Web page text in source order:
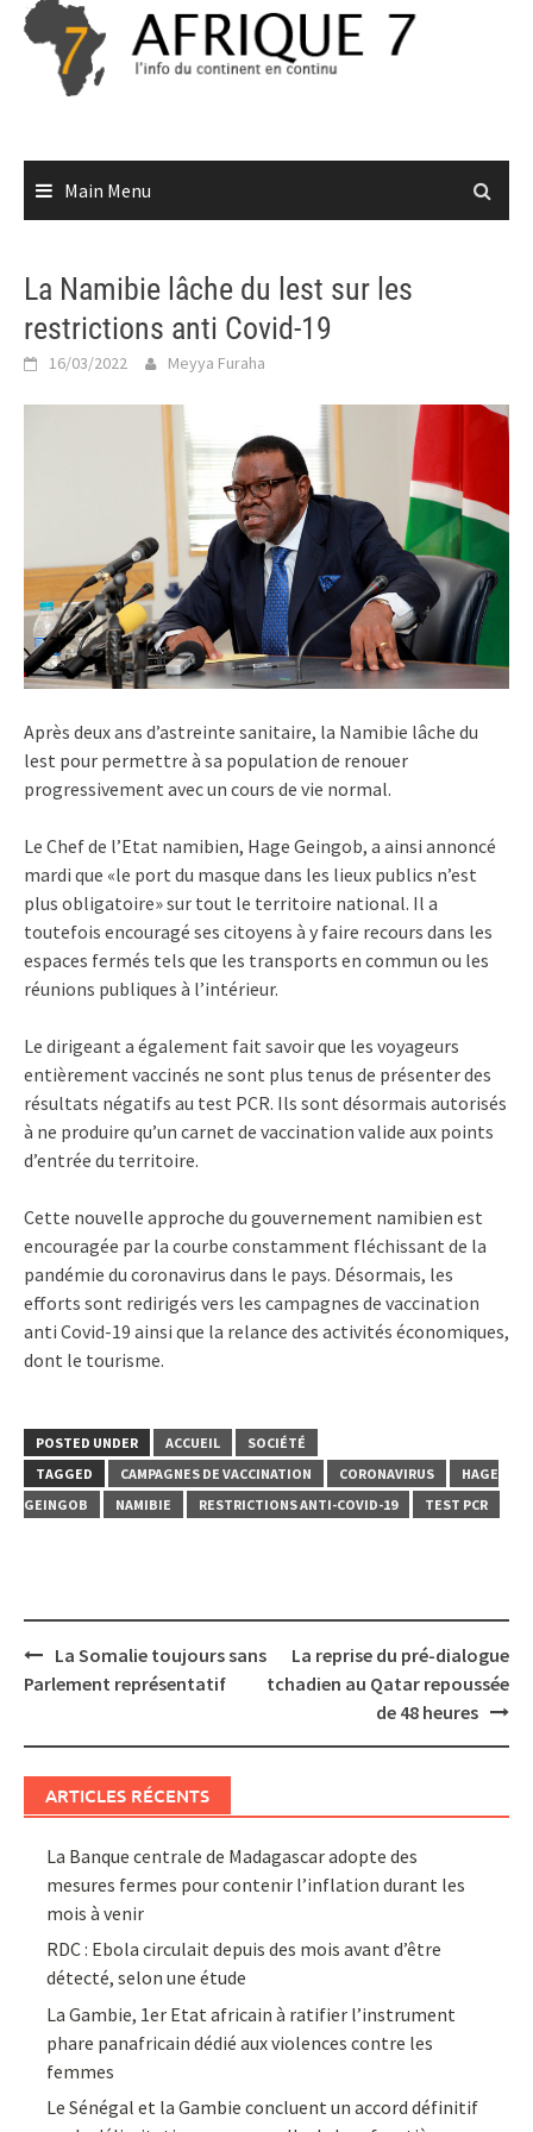
Skip
content
Main Menu
La Namibie lâche du lest sur les
restrictions anti Covid-19
16/03/2022 Meyya Furaha
Après deux ans d’astreinte sanitaire, la Namibie lâche du
lest pour permettre à sa population de renouer
progressivement avec un cours de vie normal.
Le Chef de l’Etat namibien, Hage Geingob, a ainsi annoncé
mardi que «le port du masque dans les lieux publics n’est
plus obligatoire» sur tout le territoire national. Il a
toutefois encouragé ses citoyens à y faire recours dans les
espaces fermés tels que les transports en commun ou les
réunions publiques à l’intérieur.
Le dirigeant a également fait savoir que les voyageurs
entièrement vaccinés ne sont plus tenus de présenter des
résultats négatifs au test PCR. Ils sont désormais autorisés
à ne produire qu’un carnet de vaccination valide aux points
d’entrée du territoire.
Cette nouvelle approche du gouvernement namibien est
encouragée par la courbe constamment fléchissant de la
pandémie du coronavirus dans le pays. Désormais, les
efforts sont redirigés vers les campagnes de vaccination
anti Covid-19 ainsi que la relance des activités économiques,
dont le tourisme.
POSTED UNDER ACCUEIL
SOCIÉTÉ
TAGGED
CAMPAGNES DE VACCINATION CORONAVIRUS
HAGE
GEINGOB
NAMIBIE RESTRICTIONS ANTI-COVID-19 TEST PCR
Post
navigation
La Somalie toujours sans
Parlement représentatif
La reprise du pré-dialogue
tchadien au Qatar repoussée
de 48 heures
ARTICLES RÉCENTS
La Banque centrale de Madagascar adopte des
mesures fermes pour contenir l’inflation durant les
mois à venir
RDC : Ebola circulait depuis des mois avant d’être
détecté, selon une étude
La Gambie, 1er Etat africain à ratifier l’instrument
phare panafricain dédié aux violences contre les
femmes
Le Sénégal et la Gambie concluent un accord définitif